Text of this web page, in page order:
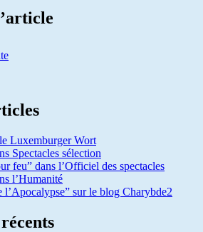
Luxemburger Wort
Spectacles sélection
feu” dans l’Officiel des spectacles
l’Humanité
l’Apocalypse” sur le blog Charybde2